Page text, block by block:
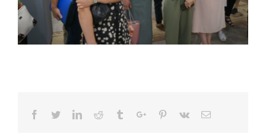
Facebook
TwitterLinkedinReddit TumblrGoogle+Pinterest
Vk Email